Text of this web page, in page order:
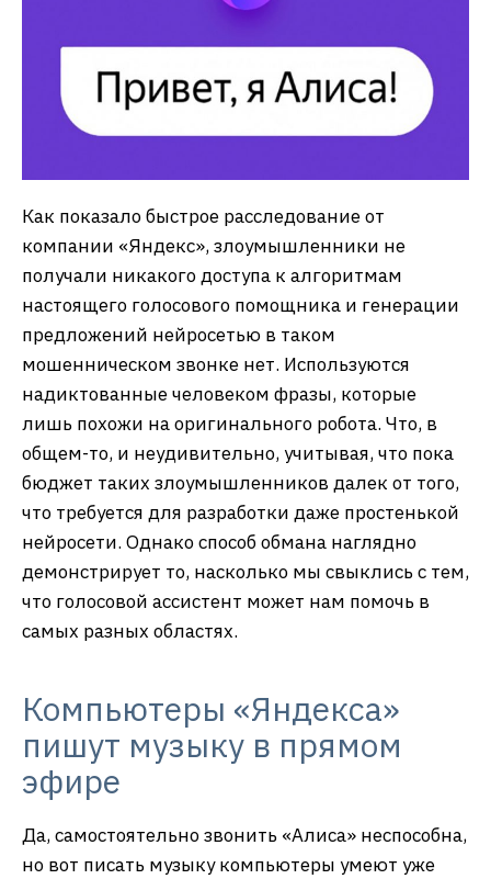
Как показало быстрое расследование от
компании «Яндекс», злоумышленники не
получали никакого доступа к алгоритмам
настоящего голосового помощника и генерации
предложений нейросетью в таком
мошенническом звонке нет. Используются
надиктованные человеком фразы, которые
лишь похожи на оригинального робота. Что, в
общем-то, и неудивительно, учитывая, что пока
бюджет таких злоумышленников далек от того,
что требуется для разработки даже простенькой
нейросети. Однако способ обмана наглядно
демонстрирует то, насколько мы свыклись с тем,
что голосовой ассистент может нам помочь в
самых разных областях.
Компьютеры «Яндекса»
пишут музыку в прямом
эфире
Да, самостоятельно звонить «Алиса» неспособна,
но вот писать музыку компьютеры умеют уже